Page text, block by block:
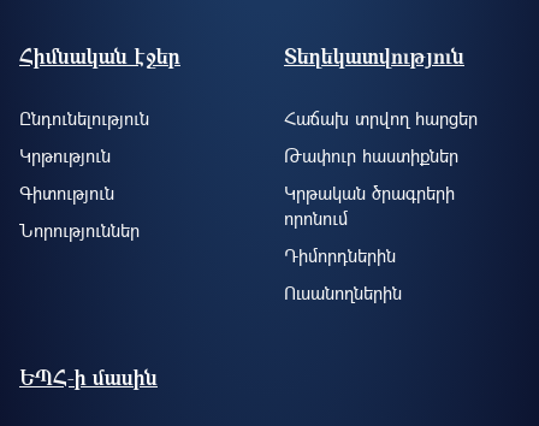
Footer site information
Հիմնական էջեր
Ընդունելություն
Կրթություն
Գիտություն
Նորություններ
Տեղեկատվություն
Հաճախ տրվող հարցեր
Թափուր հաստիքներ
Կրթական ծրագրերի
որոնում
Դիմորդներին
Ուսանողներին
ԵՊՀ-ի մասին